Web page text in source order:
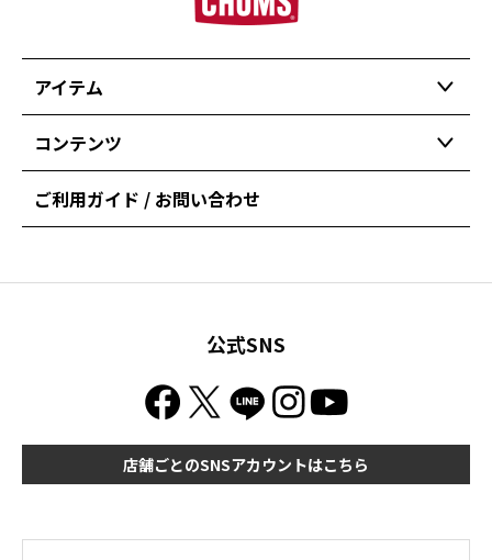
アイテム
コンテンツ
ご利用ガイド / お問い合わせ
公式SNS
店舗ごとのSNSアカウントはこちら